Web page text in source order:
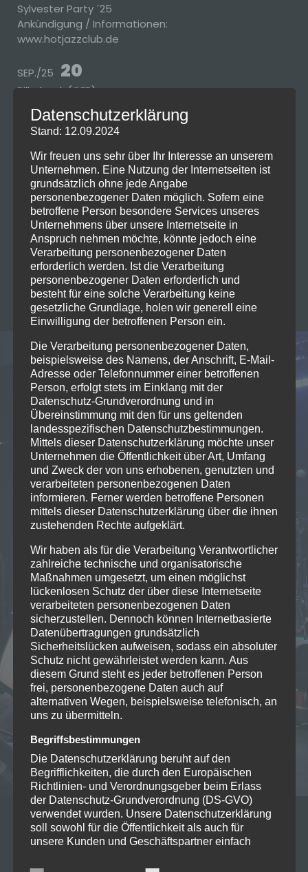
Sylvester Party ´25
Ankündigung / Informationen:
www.hotjazzclub.de
SEP./25 20
Billerbeck (GER)
BILLERBECK – STADTFEST OPENING 25
Beginn: 20:00
Ende: 21:30
Informationen unter:
www.stadtleben-billerbeck.de
AUG./25 16
Münster (GER)
STADTFEST MÜNSTER „MITTENDRIN“
2025
Beginn: 20:00
Ende: 21:30
Informationen unter:
www.stadt-muenster.de
OKT./24 19
Münster (GER)
MÜNSTER HOT JAZZ CLUB
Einlass: 19:00 Uhr
Beginn: 21:00 Uhr
VVK: 15 € zzgl. Gebühren / AK: 19 €
APR./24 22
Coesfeld (GER)
COESFELD NIGHTGROOVE FESTIVAL
Einlass: 19:00 Uhr
Beginn: 21:00 Uhr
VVK: 16,50 € zzgl. Gebühren / AK: 20 €
FEB./24 17
Münster (GER)
MÜNSTER HOT JAZZ CLUB
Einlass: 19:00 Uhr
Beginn: 21:00 Uhr
VVK: 10 € zzgl. Gebühren / AK: 10 €
NOV./23 18
Coesfeld (GER)
COESFELD FABRIK DANCE AND SHOW
THEATRE
Einlass: 20:00 Uhr
Beginn: 22:00 Uhr
VVK: 10 € zzgl. Gebühren / AK: 10 €
Datenschutzerklärung
Stand: 12.09.2024
Wir freuen uns sehr über Ihr Interesse an unserem
Unternehmen. Eine Nutzung der Internetseiten ist
grundsätzlich ohne jede Angabe
personenbezogener Daten möglich. Sofern eine
betroffene Person besondere Services unseres
Unternehmens über unsere Internetseite in
Anspruch nehmen möchte, könnte jedoch eine
Verarbeitung personenbezogener Daten
erforderlich werden. Ist die Verarbeitung
personenbezogener Daten erforderlich und
besteht für eine solche Verarbeitung keine
gesetzliche Grundlage, holen wir generell eine
Einwilligung der betroffenen Person ein.
Die Verarbeitung personenbezogener Daten,
beispielsweise des Namens, der Anschrift, E-Mail-
Adresse oder Telefonnummer einer betroffenen
Person, erfolgt stets im Einklang mit der
Datenschutz-Grundverordnung und in
Übereinstimmung mit den für uns geltenden
landesspezifischen Datenschutzbestimmungen.
Mittels dieser Datenschutzerklärung möchte unser
Unternehmen die Öffentlichkeit über Art, Umfang
und Zweck der von uns erhobenen, genutzten und
verarbeiteten personenbezogenen Daten
informieren. Ferner werden betroffene Personen
mittels dieser Datenschutzerklärung über die ihnen
zustehenden Rechte aufgeklärt.
Wir haben als für die Verarbeitung Verantwortlicher
zahlreiche technische und organisatorische
Maßnahmen umgesetzt, um einen möglichst
lückenlosen Schutz der über diese Internetseite
verarbeiteten personenbezogenen Daten
sicherzustellen. Dennoch können Internetbasierte
Datenübertragungen grundsätzlich
Sicherheitslücken aufweisen, sodass ein absoluter
Schutz nicht gewährleistet werden kann. Aus
diesem Grund steht es jeder betroffenen Person
frei, personenbezogene Daten auch auf
alternativen Wegen, beispielsweise telefonisch, an
uns zu übermitteln.
Begriffsbestimmungen
Die Datenschutzerklärung beruht auf den
Begrifflichkeiten, die durch den Europäischen
Richtlinien- und Verordnungsgeber beim Erlass
der Datenschutz-Grundverordnung (DS-GVO)
verwendet wurden. Unsere Datenschutzerklärung
soll sowohl für die Öffentlichkeit als auch für
unsere Kunden und Geschäftspartner einfach
gewährleisten, möchten wir vorab die verwendeten